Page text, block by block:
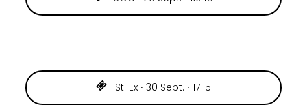
St. Ex ⸱ 30 Sept. ⸱ 17:15